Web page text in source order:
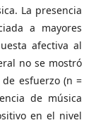
La presencia
a mayores
afectiva al
no se mostró
esfuerzo (n =
de música
en el nivel